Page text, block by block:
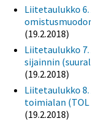
Liitetaulukko
(19.2.2018)
Liitetaulukko
sijainnin
(19.2.2018)
Liitetaulukko
toimialan (TOL
(19.2.2018)